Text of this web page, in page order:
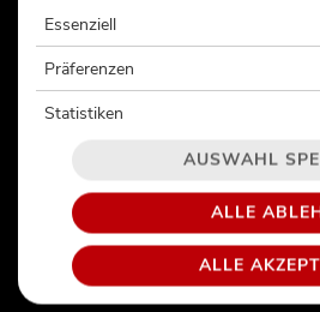
Essenziell
Präferenzen
Statistiken
AUSWAHL
ALLE
ALLE
Tuna | Avocado | Gurke |